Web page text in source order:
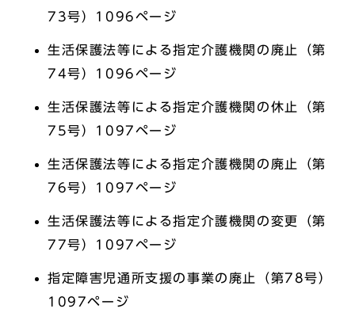
73号）1096ページ
生活保護法等による指定介護機関の廃止（第
74号）1096ページ
生活保護法等による指定介護機関の休止（第
75号）1097ページ
生活保護法等による指定介護機関の廃止（第
76号）1097ページ
生活保護法等による指定介護機関の変更（第
77号）1097ページ
指定障害児通所支援の事業の廃止（第78号）
1097ページ